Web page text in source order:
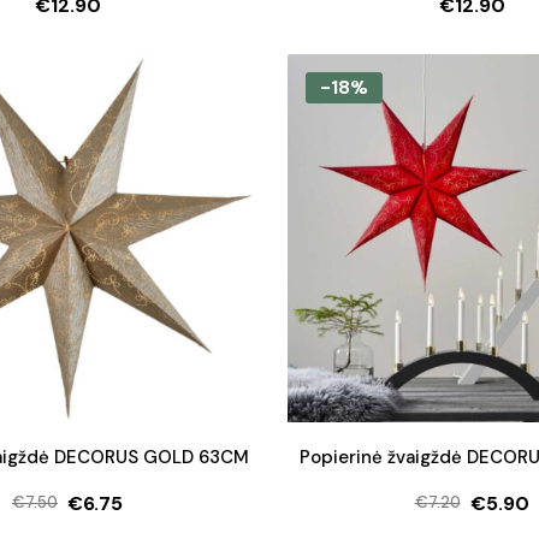
€12.90 €12.90
DECORUS GOLD 63CM
€7.50
Original
€6.75
Current
-18%
Popierinė žvaigždė
€7.20
Original
€5.90
Current